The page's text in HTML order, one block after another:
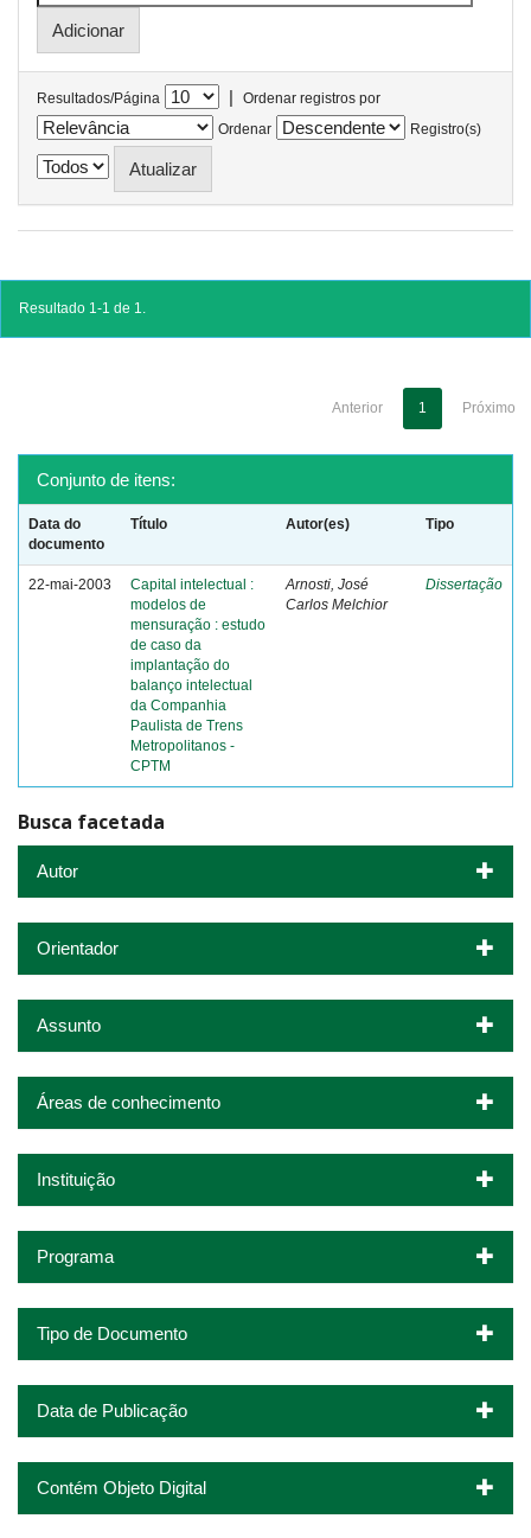
Resultados/Página |
Ordenar registros por
Ordenar
Registro(s)
Resultado 1-1 de 1.
Anterior 1 Próximo
Conjunto de itens:
Data do
documento
Título Autor(es) Tipo
22-mai-2003
Capital intelectual :
modelos de
mensuração : estudo
de caso da
implantação do
balanço intelectual
da Companhia
Paulista de Trens
Metropolitanos -
CPTM
Arnosti, José
Carlos Melchior
Dissertação
Busca facetada
Autor
Orientador
Assunto
Áreas de conhecimento
Instituição
Programa
Tipo de Documento
Data de Publicação
Contém Objeto Digital